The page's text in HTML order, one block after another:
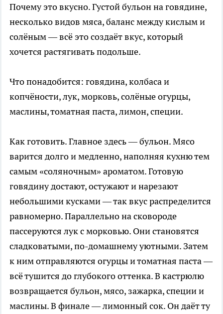
Почему это вкусно. Густой бульон на говядине,
несколько видов мяса, баланс между кислым и
солёным — всё это создаёт вкус, который
хочется растягивать подольше.
Что понадобится: говядина, колбаса и
копчёности, лук, морковь, солёные огурцы,
маслины, томатная паста, лимон, специи.
Как готовить. Главное здесь — бульон. Мясо
варится долго и медленно, наполняя кухню тем
самым «соляночным» ароматом. Готовую
говядину достают, остужают и нарезают
небольшими кусками — так вкус распределится
равномерно. Параллельно на сковороде
пассеруются лук с морковью. Они становятся
сладковатыми, по-домашнему уютными. Затем
к ним отправляются огурцы и томатная паста —
всё тушится до глубокого оттенка. В кастрюлю
возвращается бульон, мясо, зажарка, специи и
маслины. В финале — лимонный сок. Он даёт ту